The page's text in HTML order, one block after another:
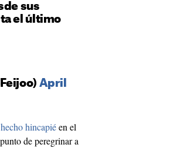
sus
el último
April
hincapiéen el
de peregrinar a